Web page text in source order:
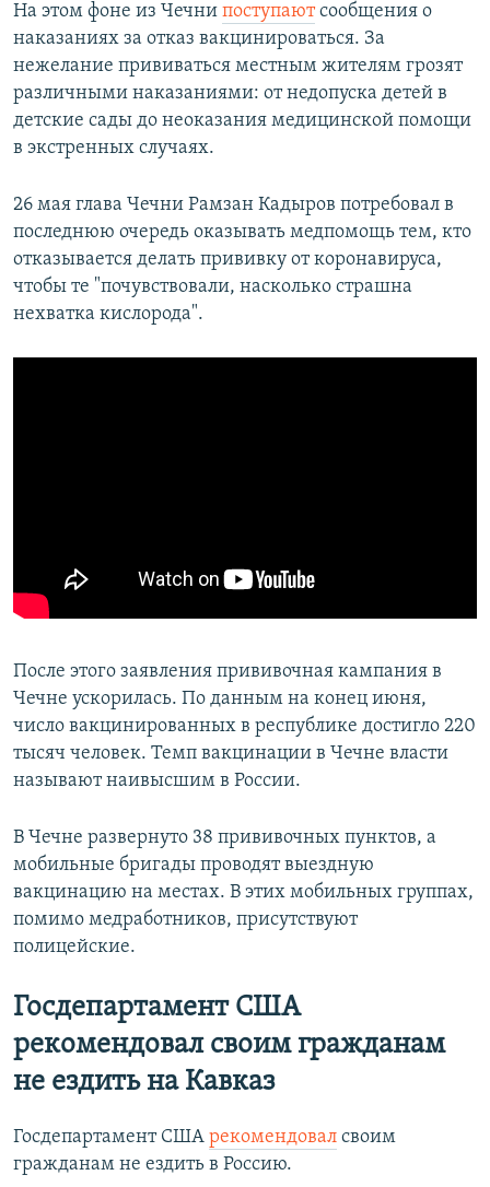
На этом фоне из Чечни поступаютсообщения о
наказаниях за отказ вакцинироваться. За
нежелание прививаться местным жителям грозят
различными наказаниями: от недопуска детей в
детские сады до неоказания медицинской помощи
в экстренных случаях.
26 мая глава Чечни Рамзан Кадыров потребовал в
последнюю очередь оказывать медпомощь тем, кто
отказывается делать прививку от коронавируса,
чтобы те "почувствовали, насколько страшна
нехватка кислорода".
После этого заявления прививочная кампания в
Чечне ускорилась. По данным на конец июня,
число вакцинированных в республике достигло 220
тысяч человек. Темп вакцинации в Чечне власти
называют наивысшим в России.
В Чечне развернуто 38 прививочных пунктов, а
мобильные бригады проводят выездную
вакцинацию на местах. В этих мобильных группах,
помимо медработников, присутствуют
полицейские.
Госдепартамент США
рекомендовал своим гражданам
не ездить на Кавказ
Госдепартамент США рекомендовал своим
гражданам не ездить в Россию.